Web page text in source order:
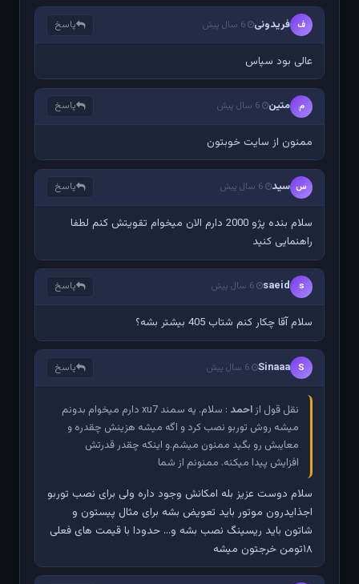
ف فریدونی 6 سال پیش پاسخ
عالی بود سپاس
م متین 6 سال پیش پاسخ
ممنون از سایت خوبتون
س سید 6 سال پیش پاسخ
سلام بنده پژو 2000 دارم الان میخوام تقویتش کنم لطفا
راهنمایی کنید
s
saeid 6 سال پیش پاسخ
سلام آقا چکار کنم شتاب 405 بیشتر بشه؟
S
Sinaaa 6 سال پیش پاسخ
نقل قول از احمد
: سلام. یه سمند xu7 دارم میخوام بدونم
میشه روش توربو نصب کرد و اگه میشه هزینش چقدره و
معایبش رو بگید ممنون میشم.و اینکه چقدر قدرتش
افزایش پیدا میکنه. ممنونم از شما
سلام دوست عزیز بله امکانش وجود داره ولی برای نصب توربو
اجذایدرون موتور باید تعویض بشه برای مثال پیستون و
شاتون باید ریسینگ نصب بشه و... حدودا با قیمت های فعلی
۱۸تومن خرجتون میشه